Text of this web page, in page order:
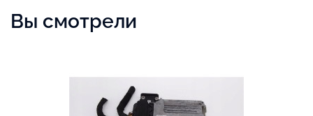
Вы смотрели